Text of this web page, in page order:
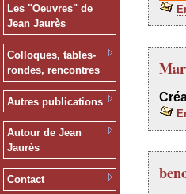
Les "Oeuvres" de
Jean Jaurès
Colloques, tables-
rondes, rencontres
Autres publications
Autour de Jean
Jaurès
Contact